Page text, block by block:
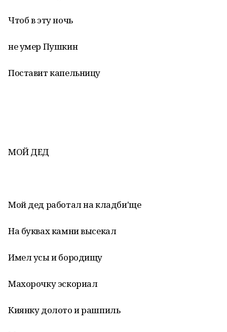
Чтоб в эту ночь
не умер Пушкин
Поставит капельницу
МОЙ ДЕД
Мой дед работал на кладби'ще
На буквах камни высекал
Имел усы и бородищу
Махорочку эскориал
Киянку долото и рашпиль